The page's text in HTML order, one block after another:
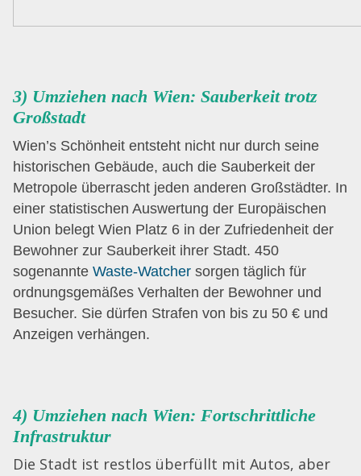
3) Umziehen nach Wien: Sauberkeit trotz
Großstadt
Wien’s Schönheit entsteht nicht nur durch seine
historischen Gebäude, auch die Sauberkeit der
Metropole überrascht jeden anderen Großstädter. In
einer statistischen Auswertung der Europäischen
Union belegt Wien Platz 6 in der Zufriedenheit der
Bewohner zur Sauberkeit ihrer Stadt. 450
sogenannte Waste-Watcher sorgen täglich für
ordnungsgemäßes Verhalten der Bewohner und
Besucher. Sie dürfen Strafen von bis zu 50 € und
Anzeigen verhängen.
4) Umziehen nach Wien: Fortschrittliche
Infrastruktur
Die Stadt ist restlos überfüllt mit Autos, aber